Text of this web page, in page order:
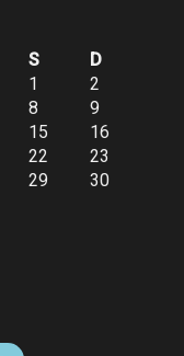
S
D
1
2
8
9
15
16
22
23
29
30